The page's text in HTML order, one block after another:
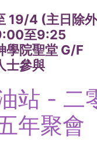
19/4 (主日除外
至9:25
學院聖堂 G/F
士參與
站 - 二
年聚會